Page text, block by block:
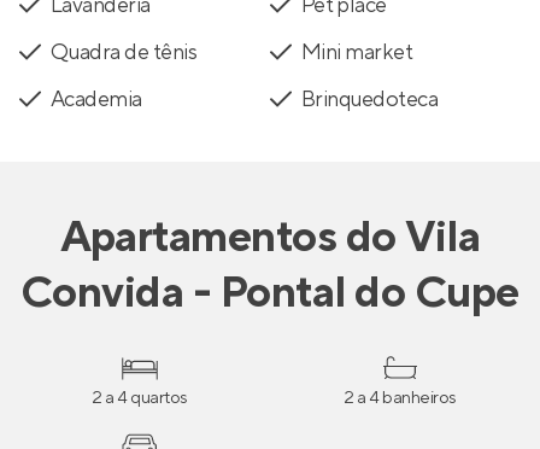
Quadra de tênis
Mini market
Academia
Brinquedoteca
ApartamentosdoVila
Convida - Pontal do Cupe
2 a 4 quartos 2 a 4 banheiros